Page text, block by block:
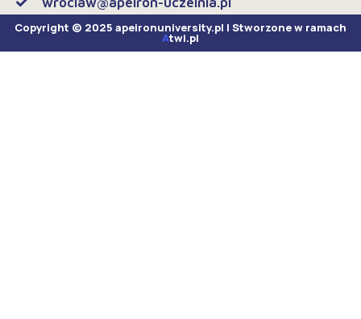
Copyright © 2025 apeironuniversity.pl | Stworzone w ramach
Atwi.pl